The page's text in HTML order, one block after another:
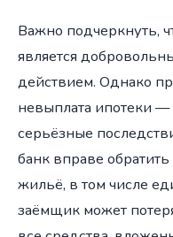
Важно подчеркнуть,
является
действием. Однако
невыплата ипотеки —
серьёзные
банк вправе
жильё, в том числе
заёмщик может